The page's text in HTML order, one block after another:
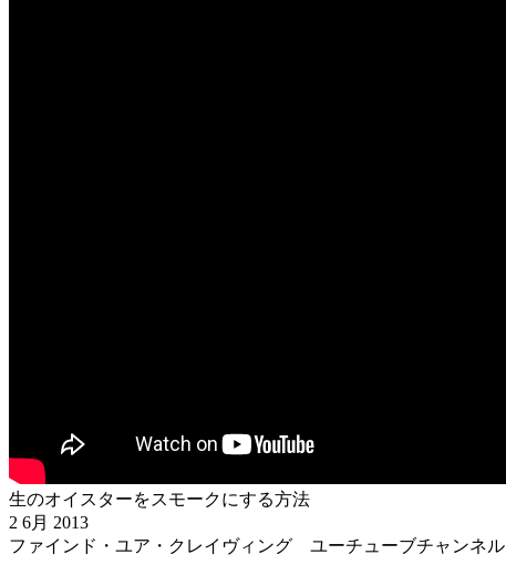
生のオイスターをスモークにする方法
2 6月 2013
ファインド・ユア・クレイヴィング ユーチューブチャンネル